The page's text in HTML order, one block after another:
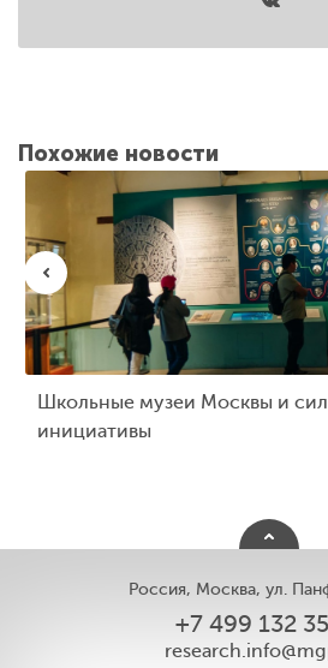
Похожие новости
Школьные музеи Москвы и
инициативы
Россия, Москва, ул.
+7 499 132